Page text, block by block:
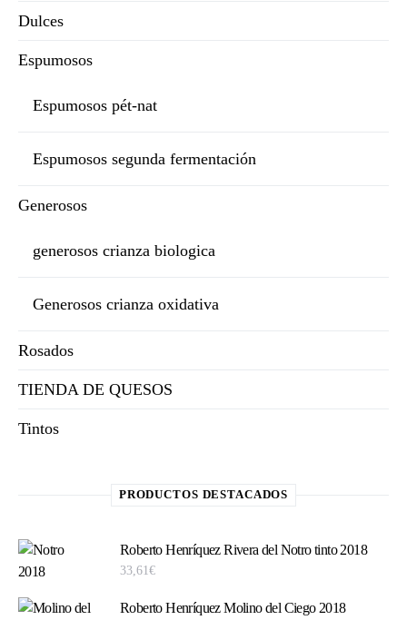
Dulces
Espumosos
Espumosos pét-nat
Espumosos segunda fermentación
Generosos
generosos crianza biologica
Generosos crianza oxidativa
Rosados
TIENDA DE QUESOS
Tintos
PRODUCTOS DESTACADOS
Roberto Henríquez Rivera del Notro tinto 2018
33,61€
Roberto Henríquez Molino del Ciego 2018